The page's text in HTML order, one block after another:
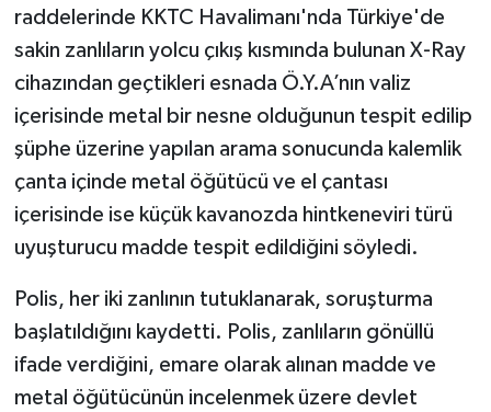
raddelerinde KKTC Havalimanı'nda Türkiye'de
sakin zanlıların yolcu çıkış kısmında bulunan X-Ray
cihazından geçtikleri esnada Ö.Y.A’nın valiz
içerisinde metal bir nesne olduğunun tespit edilip
şüphe üzerine yapılan arama sonucunda kalemlik
çanta içinde metal öğütücü ve el çantası
içerisinde ise küçük kavanozda hintkeneviri türü
uyuşturucu madde tespit edildiğini söyledi.
Polis, her iki zanlının tutuklanarak, soruşturma
başlatıldığını kaydetti. Polis, zanlıların gönüllü
ifade verdiğini, emare olarak alınan madde ve
metal öğütücünün incelenmek üzere devlet